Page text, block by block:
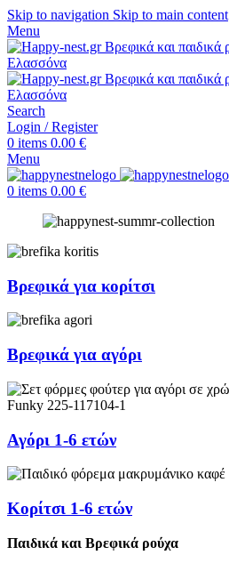
Skip to navigation Skip to main content
Menu
Search
Login / Register
0 items 0.00 €
Menu
0 items 0.00 €
Βρεφικά για κορίτσι
Βρεφικά για αγόρι
Αγόρι 1-6 ετών
Κορίτσι 1-6 ετών
Παιδικά και Βρεφικά ρούχα